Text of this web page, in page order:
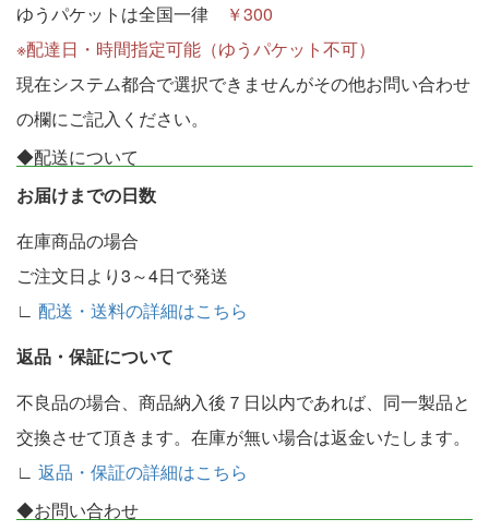
ゆうパケットは全国一律
￥300
※配達日・時間指定可能（ゆうパケット不可）
現在システム都合で選択できませんがその他お問い合わせ
の欄にご記入ください。
◆配送について
お届けまでの日数
在庫商品の場合
ご注文日より3～4日で発送
∟ 配送・送料の詳細はこちら
返品・保証について
不良品の場合、商品納入後７日以内であれば、同一製品と
交換させて頂きます。在庫が無い場合は返金いたします。
∟ 返品・保証の詳細はこちら
◆お問い合わせ